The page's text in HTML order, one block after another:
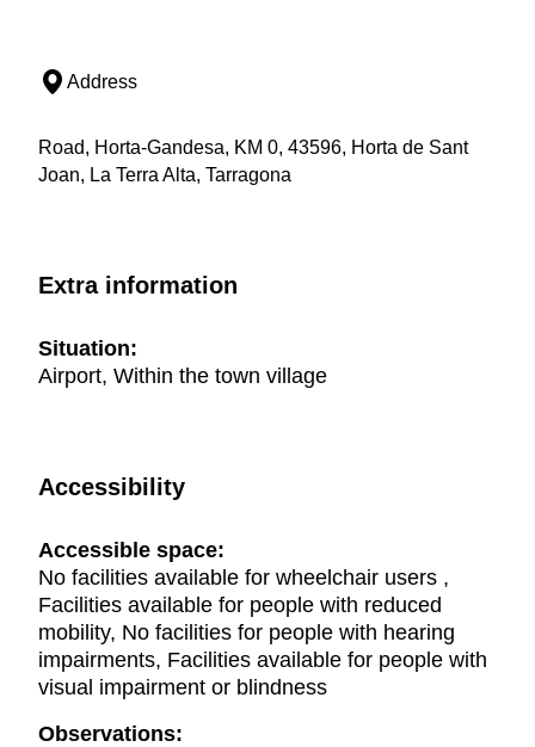
Address
Road, Horta-Gandesa, KM 0, 43596, Horta de Sant
Joan, La Terra Alta, Tarragona
Extra information
Situation:
Airport, Within the town village
Accessibility
Accessible space:
No facilities available for wheelchair users ,
Facilities available for people with reduced
mobility, No facilities for people with hearing
impairments, Facilities available for people with
visual impairment or blindness
Observations: